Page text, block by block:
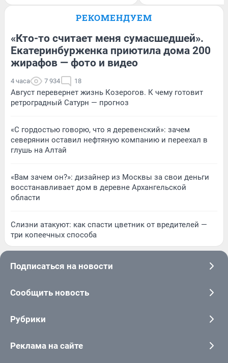
РЕКОМЕНДУЕМ
«Кто-то считает меня сумасшедшей».
Екатеринбурженка приютила дома 200
жирафов — фото и видео
4 часа 7 934 18
Август перевернет жизнь Козерогов. К чему готовит
ретроградный Сатурн — прогноз
«С гордостью говорю, что я деревенский»: зачем
северянин оставил нефтяную компанию и переехал в
глушь на Алтай
«Вам зачем он?»: дизайнер из Москвы за свои деньги
восстанавливает дом в деревне Архангельской
области
Слизни атакуют: как спасти цветник от вредителей —
три копеечных способа
Подписаться на новости
Сообщить новость
Рубрики
Реклама на сайте